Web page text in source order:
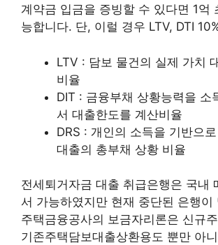
계약금 입금을 증빙할 수 있다면 1억
능합니다. 단, 이럴 경우 LTV, DTI
LTV : 담보 물건의 실제 가치
비율
DIT : 금융부채 상황능력을 소
서 대출한도를 계산비율
DRS : 개인의 소득을 기반으
대출의 총부채 상황 비율
전세퇴거자금 대출 취급은행은 국내
서 가능하였지만 현재 중단된 은행이
주택금융공사의 보금자리론은 신규
기존주택담보대출상환용도 뿐만 아